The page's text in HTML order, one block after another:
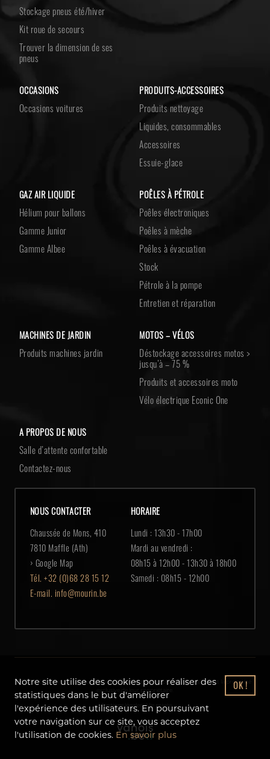
Stockage pneus été/hiver
Kit roue de secours
Trouver la dimension de ses
pneus
OCCASIONS
Occasions voitures
PRODUITS-ACCESSOIRES
Produits nettoyage
Liquides, consommables
Accessoires
Essuie-glace
GAZ AIR LIQUIDE
Hélium pour ballons
Gamme Junior
Gamme Albee
POÊLES À PÉTROLE
Poêles électroniques
Poêles à mèche
Poêles à évacuation
Stock
Pétrole à la pompe
Entretien et réparation
MACHINES DE JARDIN
Produits machines jardin
MOTOS – VÉLOS
Déstockage accessoires motos >
jusqu’à – 75 %
Produits et accessoires moto
Vélo électrique Econic One
A PROPOS DE NOUS
Salle d’attente confortable
Contactez-nous
NOUS CONTACTER
Chaussée de Mons, 410
7810 Maffle (Ath)
› Google Map
Tél.+32 (0)68 28 15 12
E-mail. info@mourin.be
HORAIRE
Lundi : 13h30 - 17h00
Mardi au vendredi :
08h15 à 12h00 - 13h30 à 18h00
Samedi : 08h15 - 12h00
© 2019. Les dénominations, logos et autres images employés sur ce site sont la propriété
exclusive de leur propriétaire.
Mentions légales -Vie privée
Notre site utilise des cookies pour réaliser des
statistiques dans le but d'améliorer
l'expérience des utilisateurs. En poursuivant
votre navigation sur ce site, vous acceptez
l'utilisation de cookies. En savoir plus
OK !